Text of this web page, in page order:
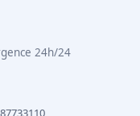
24h/24